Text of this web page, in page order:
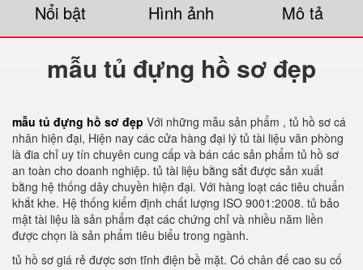
Nổi bật Hình ảnh Mô tả
mẫu tủ đựng hồ sơ đẹp
mẫu tủ đựng hồ sơ đẹp Với những mẫu sản phẩm , tủ hồ sơ cá
nhân hiện đại, Hiện nay các cửa hàng đại lý tủ tài liệu văn phòng
là đia chỉ uy tín chuyên cung cấp và bán các sản phẩm tủ hồ sơ
an toàn cho doanh nghiệp. tủ tài liệu bằng sắt được sản xuất
bằng hệ thống dây chuyền hiện đại. Với hàng loạt các tiêu chuẩn
khắt khe. Hệ thống kiểm định chất lượng ISO 9001:2008. tủ bảo
mật tài liệu là sản phẩm đạt các chứng chỉ và nhiều năm liền
được chọn là sản phẩm tiêu biểu trong ngành.
tủ hồ sơ giá rẻ được sơn tĩnh điện bề mặt. Có chân đế cao su cố